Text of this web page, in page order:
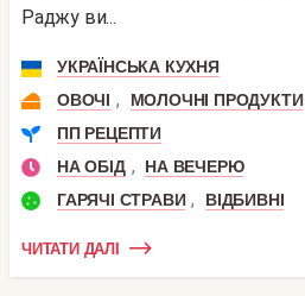
Раджу ви...
УКРАЇНСЬКА КУХНЯ
ОВОЧІ , МОЛОЧНІ ПРОДУКТИ
ПП РЕЦЕПТИ
НА ОБІД ,
НА ВЕЧЕРЮ
ГАРЯЧІ СТРАВИ , ВІДБИВНІ
ЧИТАТИ ДАЛІ